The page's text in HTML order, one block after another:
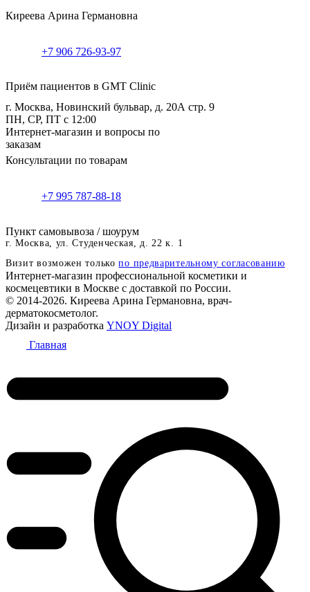
Киреева Арина Германовна
+7 906 726-93-97
Приём пациентов в GMT Clinic
г. Москва, Новинский бульвар, д. 20А стр. 9
ПН, СР, ПТ с 12:00
Интернет-магазин и вопросы по
заказам
Консультации по товарам
+7 995 787-88-18
Пункт самовывоза / шоурум
г. Москва, ул. Студенческая, д. 22 к. 1
Визит возможен толькопо предварительному согласованию
Интернет-магазин профессиональной косметики и
космецевтики в Москве с доставкой по России.
© 2014-2026. Киреева Арина Германовна, врач-
дерматокосметолог.
Дизайн и разработка YNOY Digital
Главная